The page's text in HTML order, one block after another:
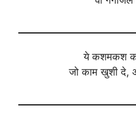
ये कशमकश
जो काम खुशी दे,